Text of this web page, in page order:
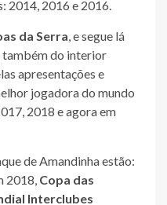
2014, 2016 e 2016.
da Serra, e segue lá
também do interior
apresentações e
jogadora do mundo
2018 e agora em
de Amandinha estão:
2018, Copa das
Interclubes